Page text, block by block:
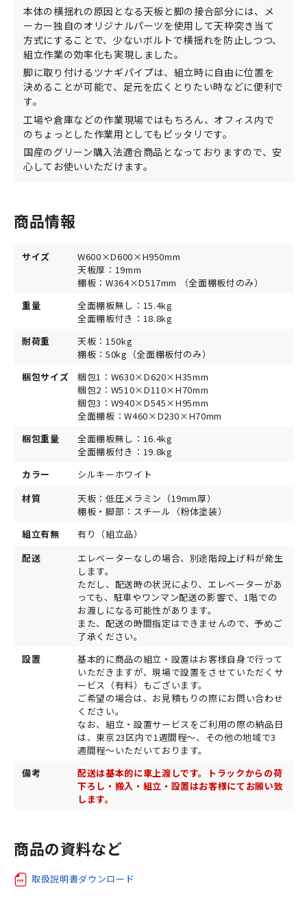
本体の横揺れの原因となる天板と脚の接合部分には、メ
ーカー独自のオリジナルパーツを使用して天枠突き当て
方式にすることで、少ないボルトで横揺れを防止しつつ、
組立作業の効率化も実現しました。
脚に取り付けるツナギパイプは、組立時に自由に位置を
決めることが可能で、足元を広くとりたい時などに便利で
す。
工場や倉庫などの作業現場ではもちろん、オフィス内で
のちょっとした作業用としてもピッタリです。
国産のグリーン購入法適合商品となっておりますので、安
心してお使いいただけます。
商品情報
サイズ
W600×D600×H950mm
天板厚：19mm
棚板：W364×D517mm （全面棚板付のみ）
重量
全面棚板無し：15.4kg
全面棚板付き：18.8kg
耐荷重
天板：150kg
棚板：50kg（全面棚板付のみ）
梱包サイズ
梱包1：W630×D620×H35mm
梱包2：W510×D110×H70mm
梱包3：W940×D545×H95mm
全面棚板：W460×D230×H70mm
梱包重量
全面棚板無し：16.4kg
全面棚板付き：19.8kg
カラー
シルキーホワイト
材質
天板：低圧メラミン（19mm厚）
棚板・脚部：スチール（粉体塗装）
組立有無
有り（組立品）
配送
エレベーターなしの場合、別途階段上げ料が発生
します。
ただし、配送時の状況により、エレベーターがあ
っても、駐車やワンマン配送の影響で、1階での
お渡しになる可能性があります。
また、配送の時間指定はできませんので、予めご
了承ください。
設置
基本的に商品の組立・設置はお客様自身で行って
いただきますが、現場で設置をさせていただくサ
ービス（有料）もございます。
ご希望の場合は、お見積もりの際にお問い合わせ
ください。
なお、組立・設置サービスをご利用の際の納品日
は、東京23区内で1週間程～、その他の地域で3
週間程～いただいております。
備考
配送は基本的に車上渡しです。トラックからの荷
下ろし・搬入・組立・設置はお客様にてお願い致
します。
商品の資料など
取扱説明書ダウンロード